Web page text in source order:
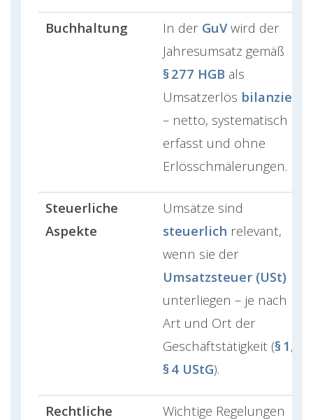
Buchhaltung In der GuVwird der
Jahresumsatz gemäß
§ 277 HGB als
Umsatzerlös bilanziert
– netto, systematisch
erfasst und ohne
Erlösschmälerungen.
Steuerliche
Aspekte
Umsätze sind
steuerlich relevant,
wenn sie der
Umsatzsteuer (USt)
unterliegen – je nach
Art und Ort der
Geschäftstätigkeit (§ 1,
§ 4 UStG).
Rechtliche
Wichtige Regelungen